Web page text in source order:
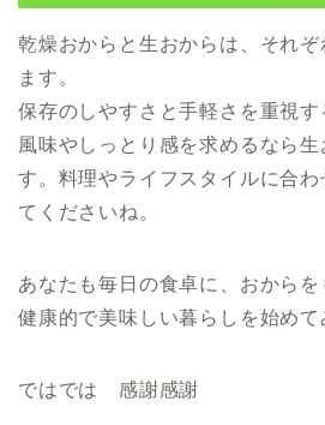
乾燥おからと生おからは、それぞ
ます。
保存のしやすさと手軽さを重視す
風味やしっとり感を求めるなら
す。料理やライフスタイルに合
てくださいね。
あなたも毎日の食卓に、おからを
健康的で美味しい暮らしを始めて
ではでは 感謝感謝